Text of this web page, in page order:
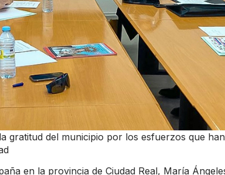
del municipio por los esfuerzos que
en la provincia de Ciudad Real, María